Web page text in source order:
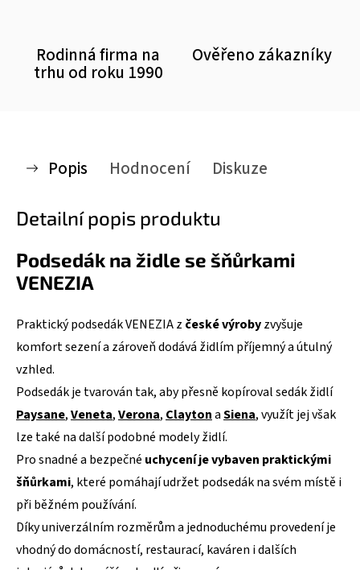
Rodinná firma na
trhu od roku 1990
Ověřeno zákazníky
Popis Hodnocení Diskuze
Detailní popis produktu
Podsedák na židle se šňůrkami
VENEZIA
Praktický podsedák VENEZIA z české výrobyzvyšuje
komfort sezení a zároveň dodává židlím příjemný a útulný
vzhled.
Podsedák je tvarován tak, aby přesně kopíroval sedák židlí
Paysane,Veneta,Verona, ClaytonaSiena, využít jej však
lze také na další podobné modely židlí.
Pro snadné a bezpečné uchycení je vybaven praktickými
šňůrkami, které pomáhají udržet podsedák na svém místě i
při běžném používání.
Díky univerzálním rozměrům a jednoduchému provedení je
vhodný do domácností, restaurací, kaváren i dalších